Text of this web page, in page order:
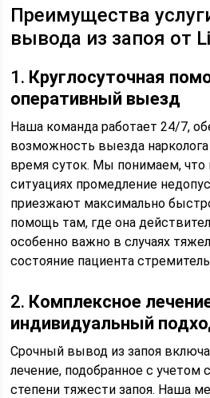
Преимущества
вывода из запоя от
1. Круглосуточная
оперативный выезд
Наша команда работает 24/7,
возможность выезда
время суток. Мы понимаем, что
ситуациях промедление
приезжают максимально
помощь там, где она
особенно важно в случаях
состояние пациента
2. Комплексное
индивидуальный
Срочный вывод из запоя
лечение, подобранное с учетом
степени тяжести запоя. Наша